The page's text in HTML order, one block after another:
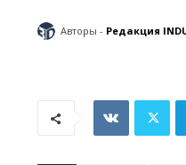
Авторы - Редакция